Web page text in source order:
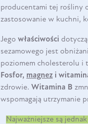
producentami tej rośliny
zastosowanie w kuchni,
Jego właściwości
sezamowego jest
poziomem cholesterolu i
Fosfor, magnez i
zdrowie. Witamina B
wspomagają utrzymanie
Najważniejsze są jednak